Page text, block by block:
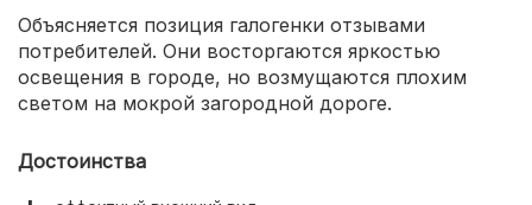
Объясняется позиция галогенки отзывами
потребителей. Они восторгаются яркостью
освещения в городе, но возмущаются плохим
светом на мокрой загородной дороге.
Достоинства